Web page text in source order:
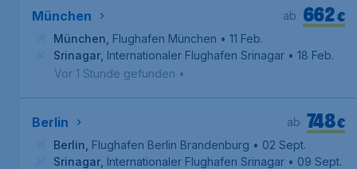
München €
662
ab
München Flughafen München • 11 Feb.
Srinagar Internationaler Flughafen Srinagar • 18 Feb.
Vor 1 Stunde gefunden •
Berlin €
748
ab
Berlin Flughafen Berlin Brandenburg • 02 Sept.
Srinagar Internationaler Flughafen Srinagar • 09 Sept.